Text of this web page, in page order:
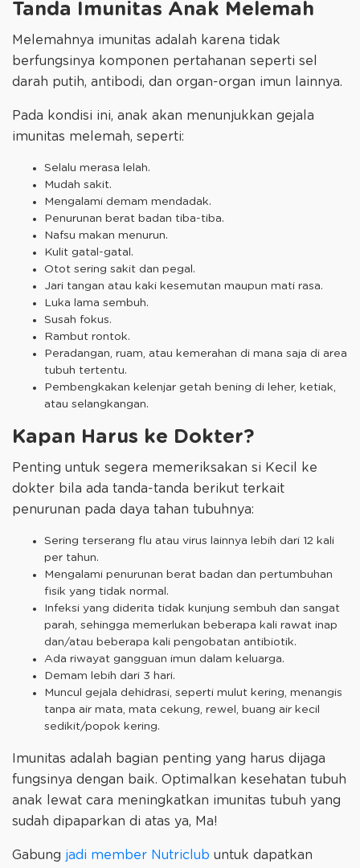
Tanda Imunitas Anak Melemah
Melemahnya imunitas adalah karena tidak
berfungsinya komponen pertahanan seperti sel
darah putih, antibodi, dan organ-organ imun lainnya.
Pada kondisi ini, anak akan menunjukkan gejala
imunitas melemah, seperti:
Selalu merasa lelah.
Mudah sakit.
Mengalami demam mendadak.
Penurunan berat badan tiba-tiba.
Nafsu makan menurun.
Kulit gatal-gatal.
Otot sering sakit dan pegal.
Jari tangan atau kaki kesemutan maupun mati rasa.
Luka lama sembuh.
Susah fokus.
Rambut rontok.
Peradangan, ruam, atau kemerahan di mana saja di area
tubuh tertentu.
Pembengkakan kelenjar getah bening di leher, ketiak,
atau selangkangan.
Kapan Harus ke Dokter?
Penting untuk segera memeriksakan si Kecil ke
dokter bila ada tanda-tanda berikut terkait
penurunan pada daya tahan tubuhnya:
Sering terserang flu atau virus lainnya lebih dari 12 kali
per tahun.
Mengalami penurunan berat badan dan pertumbuhan
fisik yang tidak normal.
Infeksi yang diderita tidak kunjung sembuh dan sangat
parah, sehingga memerlukan beberapa kali rawat inap
dan/atau beberapa kali pengobatan antibiotik.
Ada riwayat gangguan imun dalam keluarga.
Demam lebih dari 3 hari.
Muncul gejala dehidrasi, seperti mulut kering, menangis
tanpa air mata, mata cekung, rewel, buang air kecil
sedikit/popok kering.
Imunitas adalah bagian penting yang harus dijaga
fungsinya dengan baik. Optimalkan kesehatan tubuh
anak lewat cara meningkatkan imunitas tubuh yang
sudah dipaparkan di atas ya, Ma!
Gabung jadi member Nutriclub untuk dapatkan